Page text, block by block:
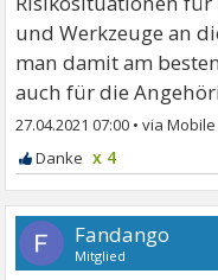
und Werkzeuge an
man damit am
auch für die
27.04.2021 07:00 •
x 4
Fandango
Mitglied